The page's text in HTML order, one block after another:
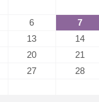
6
7
13
14
20
21
27
28